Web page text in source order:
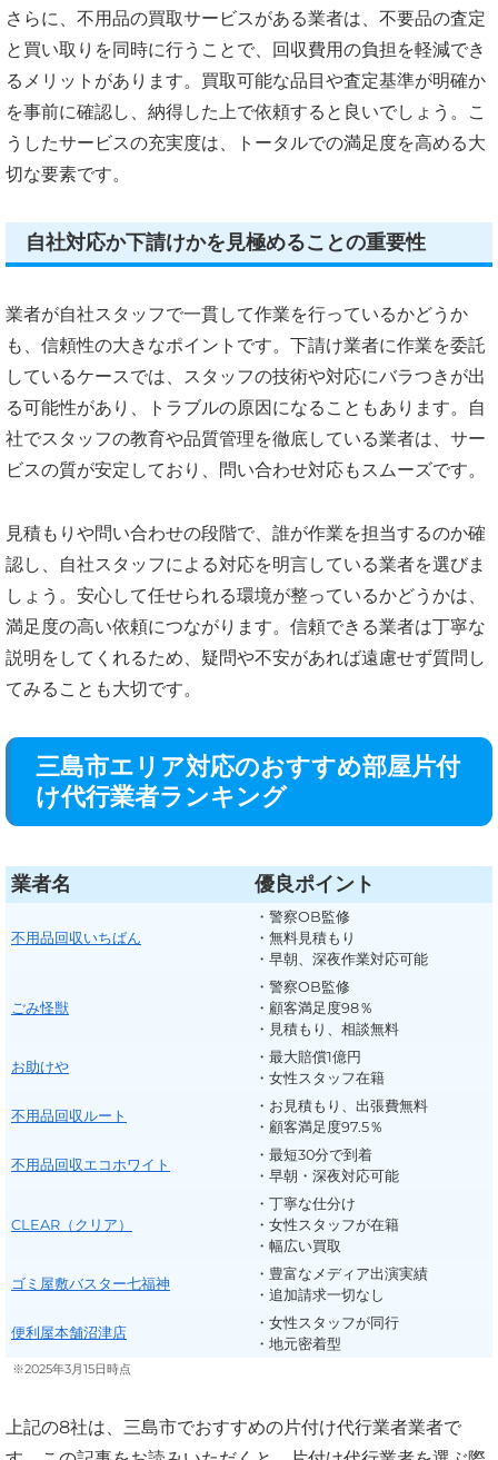
さらに、不用品の買取サービスがある業者は、不要品の査定
と買い取りを同時に行うことで、回収費用の負担を軽減でき
るメリットがあります。買取可能な品目や査定基準が明確か
を事前に確認し、納得した上で依頼すると良いでしょう。こ
うしたサービスの充実度は、トータルでの満足度を高める大
切な要素です。
自社対応か下請けかを見極めることの重要性
業者が自社スタッフで一貫して作業を行っているかどうか
も、信頼性の大きなポイントです。下請け業者に作業を委託
しているケースでは、スタッフの技術や対応にバラつきが出
る可能性があり、トラブルの原因になることもあります。自
社でスタッフの教育や品質管理を徹底している業者は、サー
ビスの質が安定しており、問い合わせ対応もスムーズです。
見積もりや問い合わせの段階で、誰が作業を担当するのか確
認し、自社スタッフによる対応を明言している業者を選びま
しょう。安心して任せられる環境が整っているかどうかは、
満足度の高い依頼につながります。信頼できる業者は丁寧な
説明をしてくれるため、疑問や不安があれば遠慮せず質問し
てみることも大切です。
三島市エリア対応のおすすめ部屋片付
け代行業者ランキング
業者名 優良ポイント
不用品回収いちばん
・警察OB監修
・無料見積もり
・早朝、深夜作業対応可能
ごみ怪獣
・警察OB監修
・顧客満足度98％
・見積もり、相談無料
お助けや
・最大賠償1億円
・女性スタッフ在籍
不用品回収ルート
・お見積もり、出張費無料
・顧客満足度97.5％
不用品回収エコホワイト
・最短30分で到着
・早朝・深夜対応可能
CLEAR（クリア）
・丁寧な仕分け
・女性スタッフが在籍
・幅広い買取
ゴミ屋敷バスター七福神
・豊富なメディア出演実績
・追加請求一切なし
便利屋本舗沼津店
・女性スタッフが同行
・地元密着型
※2025年3月15日時点
上記の8社は、三島市でおすすめの片付け代行業者業者で